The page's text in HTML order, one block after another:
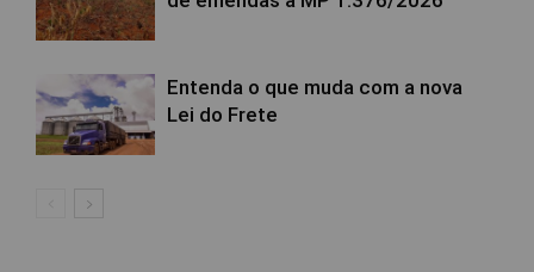
Entenda o que muda com a nova
Lei do Frete